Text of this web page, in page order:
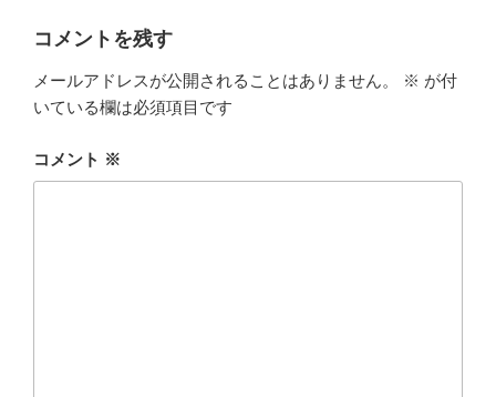
c
e
b
o
o
st
o
d
o
n
ail
コメントを残す
メールアドレスが公開されることはありません。 ※ が付
いている欄は必須項目です
コメント ※